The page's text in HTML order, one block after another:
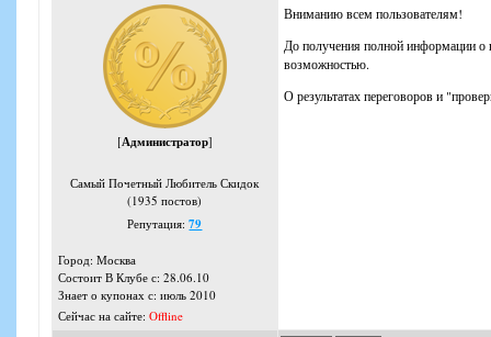
[Администратор]
Самый Почетный Любитель Скидок
(1935 постов)
Репутация:79
Город: Москва
Состоит В Клубе с: 28.06.10
Знает о купонах с: июль 2010
Сейчас на сайте: Offline
Вниманию всем пользователям!
До получения полной информации о
возможностью.
О результатах переговоров и